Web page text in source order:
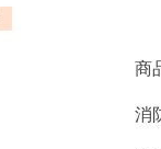
商
消